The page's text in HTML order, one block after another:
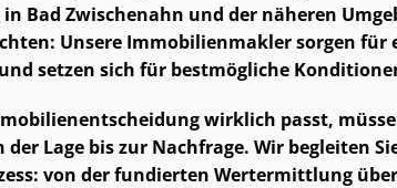
Bad Zwischenahn und der näheren
Unsere Im­mo­bi­li­en­mak­ler sorgen für
setzen sich für bestmögliche
wirklich passt,
der Lage bis zur Nachfrage. Wir begleiten
von der fundierten Wertermittlung